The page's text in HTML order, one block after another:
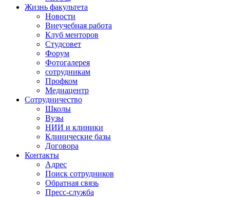
Жизнь факультета
Новости
Внеучебная работа
Клуб менторов
Студсовет
Форум
Фотогалерея
сотрудникам
Профком
Медиацентр
Сотрудничество
Школы
Вузы
НИИ и клиники
Клинические базы
Договора
Контакты
Адрес
Поиск сотрудников
Обратная связь
Пресс-служба